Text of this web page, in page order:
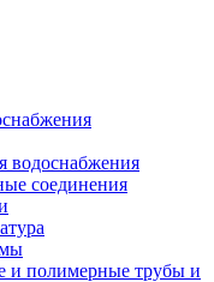
водоснабжения
соединения
и полимерные трубы и